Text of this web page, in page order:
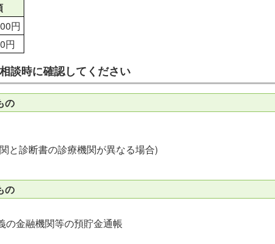
円
円
談時に確認してください
の
と診断書の診療機関が異なる場合)
の
の金融機関等の預貯金通帳